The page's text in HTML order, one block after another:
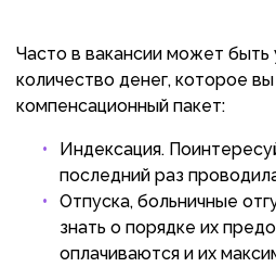
Часто в вакансии может быть
количество денег, которое
компенсационный пакет:
Индексация.
последний раз
Отпуска, больничные
знать о порядке их
оплачиваются и их